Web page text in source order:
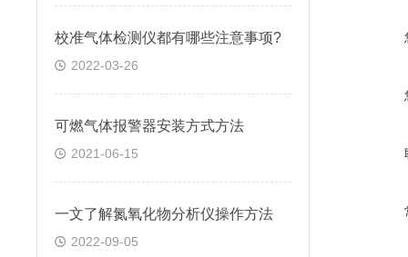
校准气体检测仪都有哪些注意事项?
2022-03-26
可燃气体报警器安装方式方法
2021-06-15
一文了解氮氧化物分析仪操作方法
2022-09-05